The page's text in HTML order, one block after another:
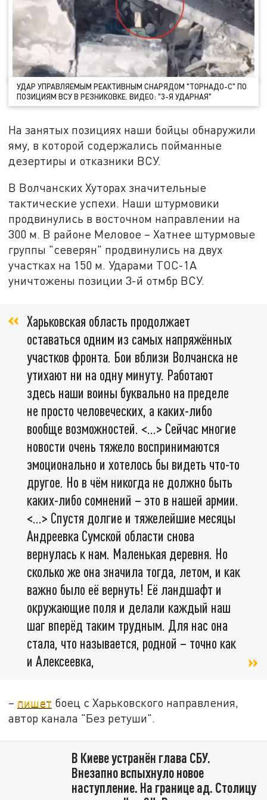
УДАР УПРАВЛЯЕМЫМ РЕАКТИВНЫМ СНАРЯДОМ "ТОРНАДО-С" ПО
ПОЗИЦИЯМ ВСУ В РЕЗНИКОВКЕ. ВИДЕО: "3-Я УДАРНАЯ"
На занятых позициях наши бойцы обнаружили
яму, в которой содержались пойманные
дезертиры и отказники ВСУ.
В Волчанских Хуторах значительные
тактические успехи. Наши штурмовики
продвинулись в восточном направлении на
300 м. В районе Меловое – Хатнее штурмовые
группы "северян" продвинулись на двух
участках на 150 м. Ударами ТОС-1А
уничтожены позиции 3-й отмбр ВСУ.
Харьковская область продолжает
оставаться одним из самых напряжённых
участков фронта. Бои вблизи Волчанска не
утихают ни на одну минуту. Работают
здесь наши воины буквально на пределе
не просто человеческих, а каких-либо
вообще возможностей. <…> Сейчас многие
новости очень тяжело воспринимаются
эмоционально и хотелось бы видеть что-то
другое. Но в чём никогда не должно быть
каких-либо сомнений – это в нашей армии.
<…> Спустя долгие и тяжелейшие месяцы
Андреевка Сумской области снова
вернулась к нам. Маленькая деревня. Но
сколько же она значила тогда, летом, и как
важно было её вернуть! Её ландшафт и
окружающие поля и делали каждый наш
шаг вперёд таким трудным. Для нас она
стала, что называется, родной – точно как
и Алексеевка,
– пишет боец с Харьковского направления,
автор канала "Без ретуши".
В Киеве устранён глава СБУ.
Внезапно вспыхнуло новое
наступление. На границе ад. Столицу